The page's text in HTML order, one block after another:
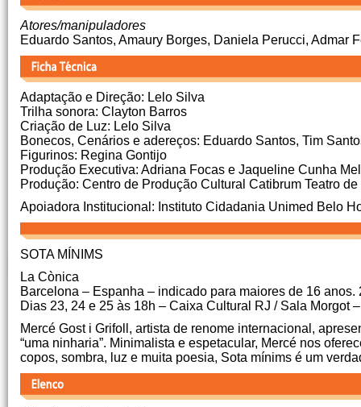
Atores/manipuladores
Eduardo Santos, Amaury Borges, Daniela Perucci, Admar
Adaptação e Direção: Lelo Silva
Trilha sonora: Clayton Barros
Criação de Luz: Lelo Silva
Bonecos, Cenários e adereços: Eduardo Santos, Tim
Figurinos: Regina Gontijo
Produção Executiva: Adriana Focas e Jaqueline Cunha
Produção: Centro de Produção Cultural Catibrum Teatro
Apoiadora Institucional: Instituto Cidadania Unimed Belo
SOTA MÍNIMS
La Cònica
Barcelona – Espanha – indicado para maiores de 16 anos.
Dias 23, 24 e 25 às 18h – Caixa Cultural RJ / Sala Morgot
Mercé Gost i Grifoll, artista de renome internacional,
“uma ninharia”. Minimalista e espetacular, Mercé nos
copos, sombra, luz e muita poesia, Sota mínims é um